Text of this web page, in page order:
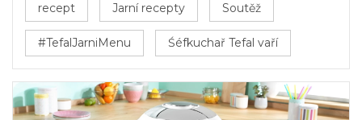
recept Jarní recepty Soutěž
#TefalJarniMenu Śéfkuchař Tefal vaří